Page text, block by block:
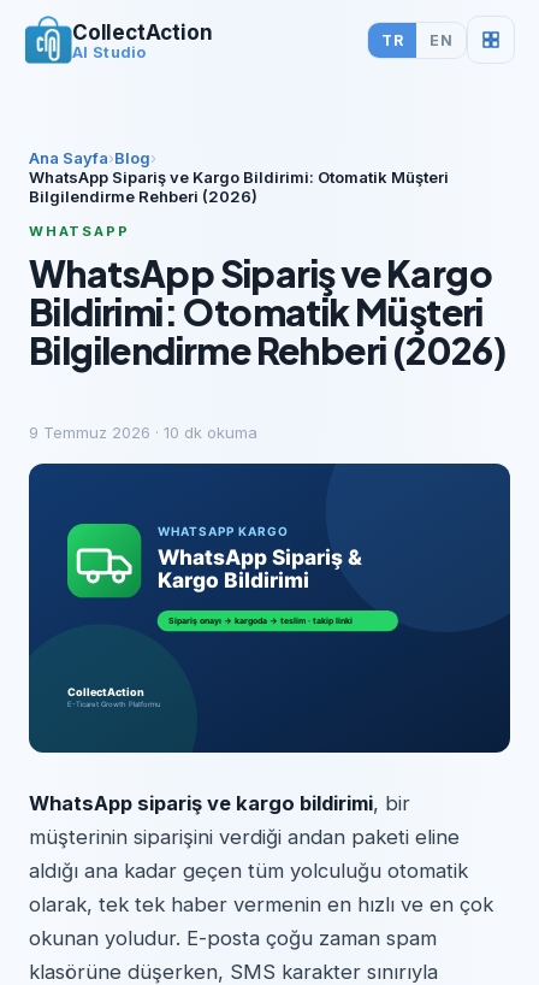
CollectAction
AI Studio
TR EN
Ana Sayfa›Blog›
WhatsApp Sipariş ve Kargo Bildirimi: Otomatik Müşteri
Bilgilendirme Rehberi (2026)
WHATSAPP
WhatsApp Sipariş ve Kargo
Bildirimi: Otomatik Müşteri
Bilgilendirme Rehberi (2026)
9 Temmuz 2026 · 10 dk okuma
WhatsApp sipariş ve kargo bildirimi, bir
müşterinin siparişini verdiği andan paketi eline
aldığı ana kadar geçen tüm yolculuğu otomatik
olarak, tek tek haber vermenin en hızlı ve en çok
okunan yoludur. E-posta çoğu zaman spam
klasörüne düşerken, SMS karakter sınırıyla